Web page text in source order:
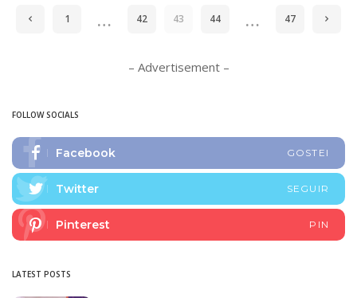
1 … 42 43 44 … 47
– Advertisement –
FOLLOW SOCIALS
Facebook GOSTEI
Twitter SEGUIR
Pinterest PIN
LATEST POSTS